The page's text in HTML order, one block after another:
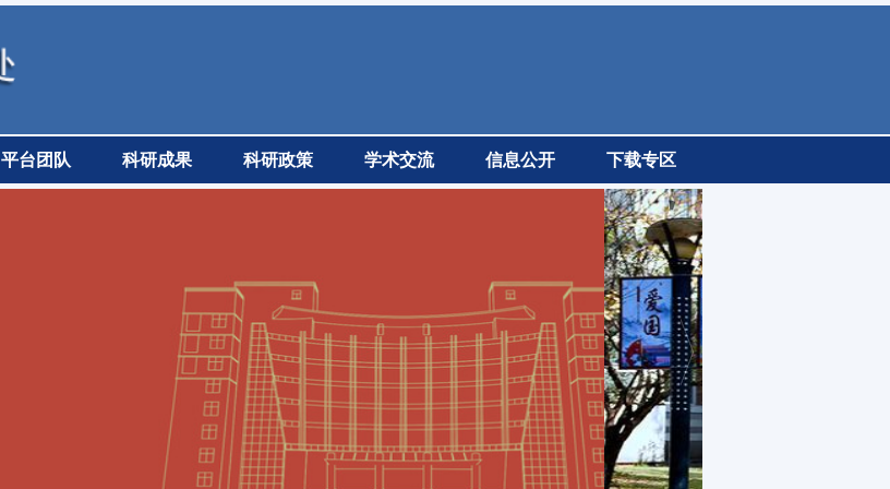
平台团队 科研成果 科研政策 学术交流 信息公开 下载专区